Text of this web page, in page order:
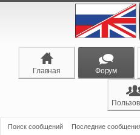
Главная Форум
Поиск сообщений Последние